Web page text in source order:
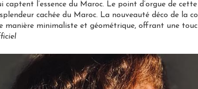
captent l’essence du Maroc. Le point d’orgue de
cachée du Maroc. La nouveauté déco de la
manière minimaliste et géométrique, offrant une